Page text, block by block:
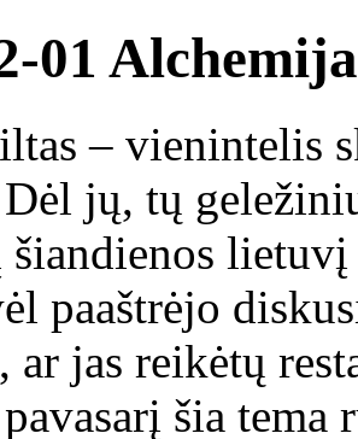
01
– vienintelis
jų, tų
šiandienos
paaštrėjo
ar jas reikėtų
šia